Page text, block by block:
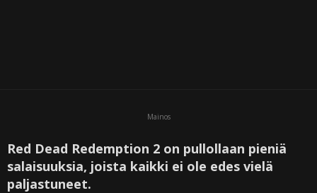
Mainos
Red Dead Redemption 2 on pullollaan pieniä
salaisuuksia, joista kaikki ei ole edes vielä
paljastuneet.